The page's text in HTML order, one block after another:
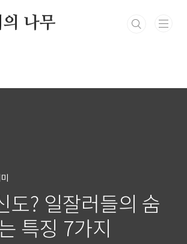
나무
도? 일잘러들의 숨
특징 7가지